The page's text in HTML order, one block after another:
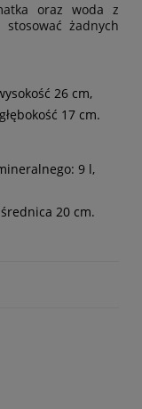
oraz woda z
żadnych
26 cm,
17 cm.
9 l,
20 cm.